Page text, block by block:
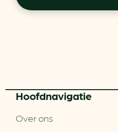
Hoofd­navigatie
Over ons